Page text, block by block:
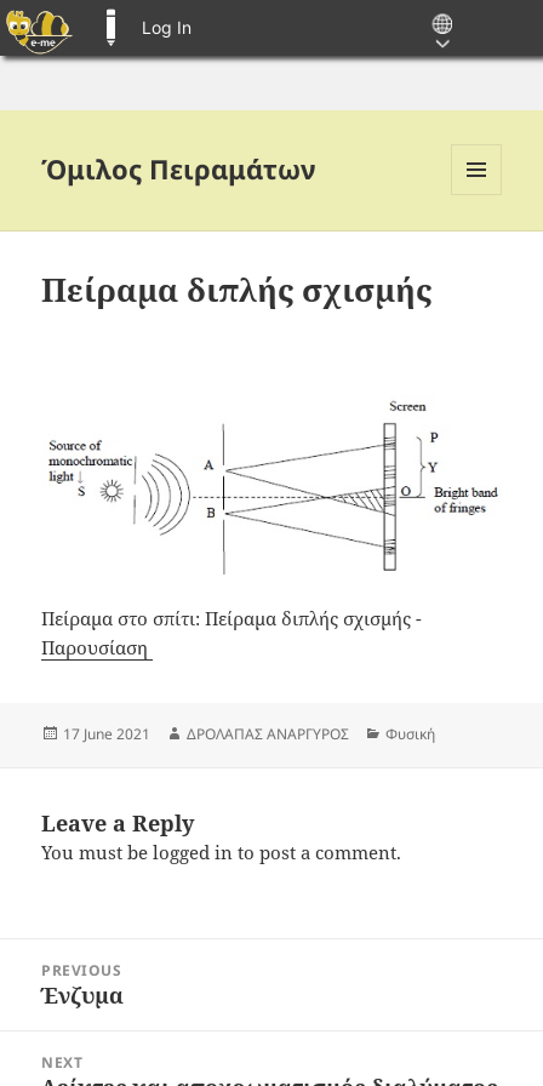
Log In
Όμιλος Πειραμάτων
Πείραμα διπλής σχισμής
Πείραμα στο σπίτι: Πείραμα διπλής σχισμής -
Παρουσίαση
Posted
17 June 2021 Author
ΔΡΟΛΑΠΑΣ ΑΝΑΡΓΥΡΟΣ Categories
Φυσική
Leave a Reply
You must belogged in to post a comment.
navigation
PREVIOUS
Previous
Ένζυμα
NEXT